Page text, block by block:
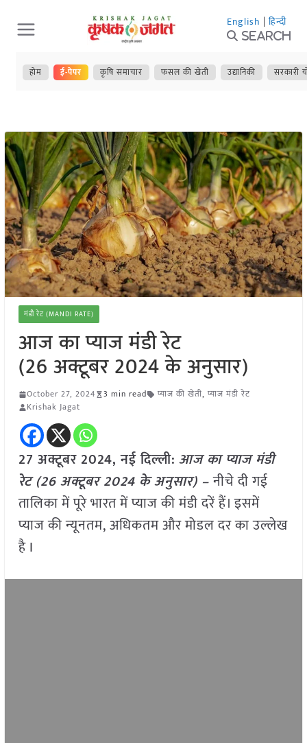
Skip
to
content
English | हिन्दी
Search
होम ई-पेपर कृषि समाचार फसल की खेती उद्यानिकी सरकारी
मंडी रेट (MANDI RATE)
आज का प्याज मंडी रेट
(26 अक्टूबर 2024 के अनुसार)
October 27, 2024 3 min read प्याज की खेती, प्याज मंडी रेट
Krishak Jagat
27 अक्टूबर 2024, नई दिल्ली: आज का प्याज मंडी
रेट (26 अक्टूबर 2024 के अनुसार) –नीचे दी गई
तालिका में पूरे भारत में प्याज की मंडी दरें हैं। इसमें
प्याज की न्यूनतम, अधिकतम और मोडल दर का उल्लेख
है I